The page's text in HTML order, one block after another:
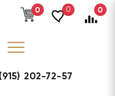
0 0 0
202-72-57